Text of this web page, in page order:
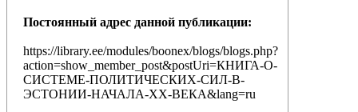
Постоянный адрес данной публикации:
https://library.ee/modules/boonex/blogs/blogs.php?
action=show_member_post&postUri=КНИГА-О-
СИСТЕМЕ-ПОЛИТИЧЕСКИХ-СИЛ-В-
ЭСТОНИИ-НАЧАЛА-XX-ВЕКА&lang=ru